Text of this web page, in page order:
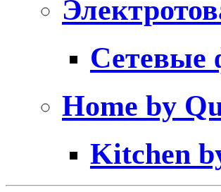
Home by
Kitchen